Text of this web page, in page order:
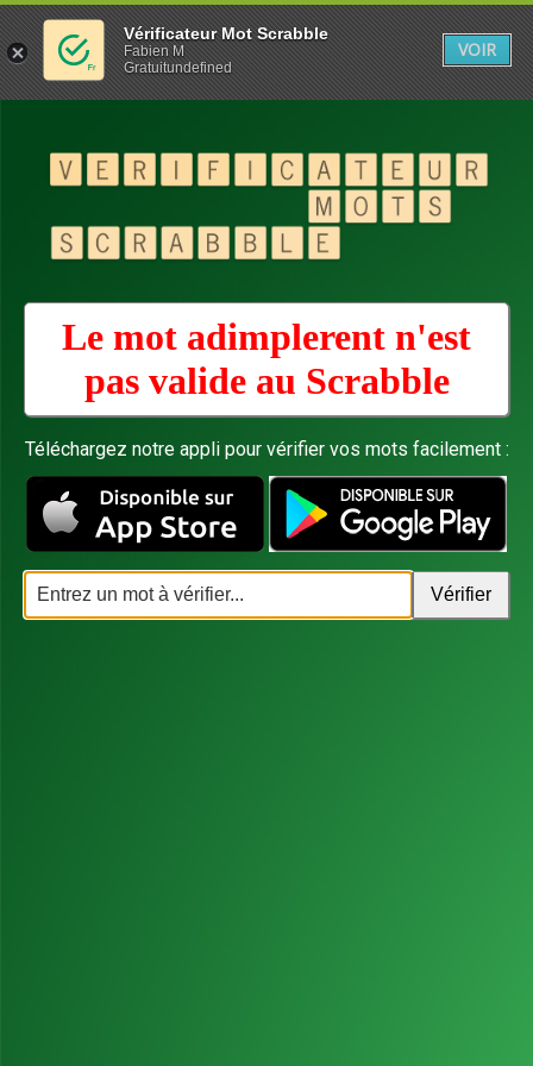
Le mot adimplerent n'est
pas valide au Scrabble
Téléchargez notre appli pour vérifier vos mots facilement :
Vérificateur Mot Scrabble
Fabien M
Gratuitundefined
VOIR